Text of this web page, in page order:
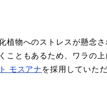
植物へのストレスが懸念
こともあるため、ワラの
モスアナ を採用していた